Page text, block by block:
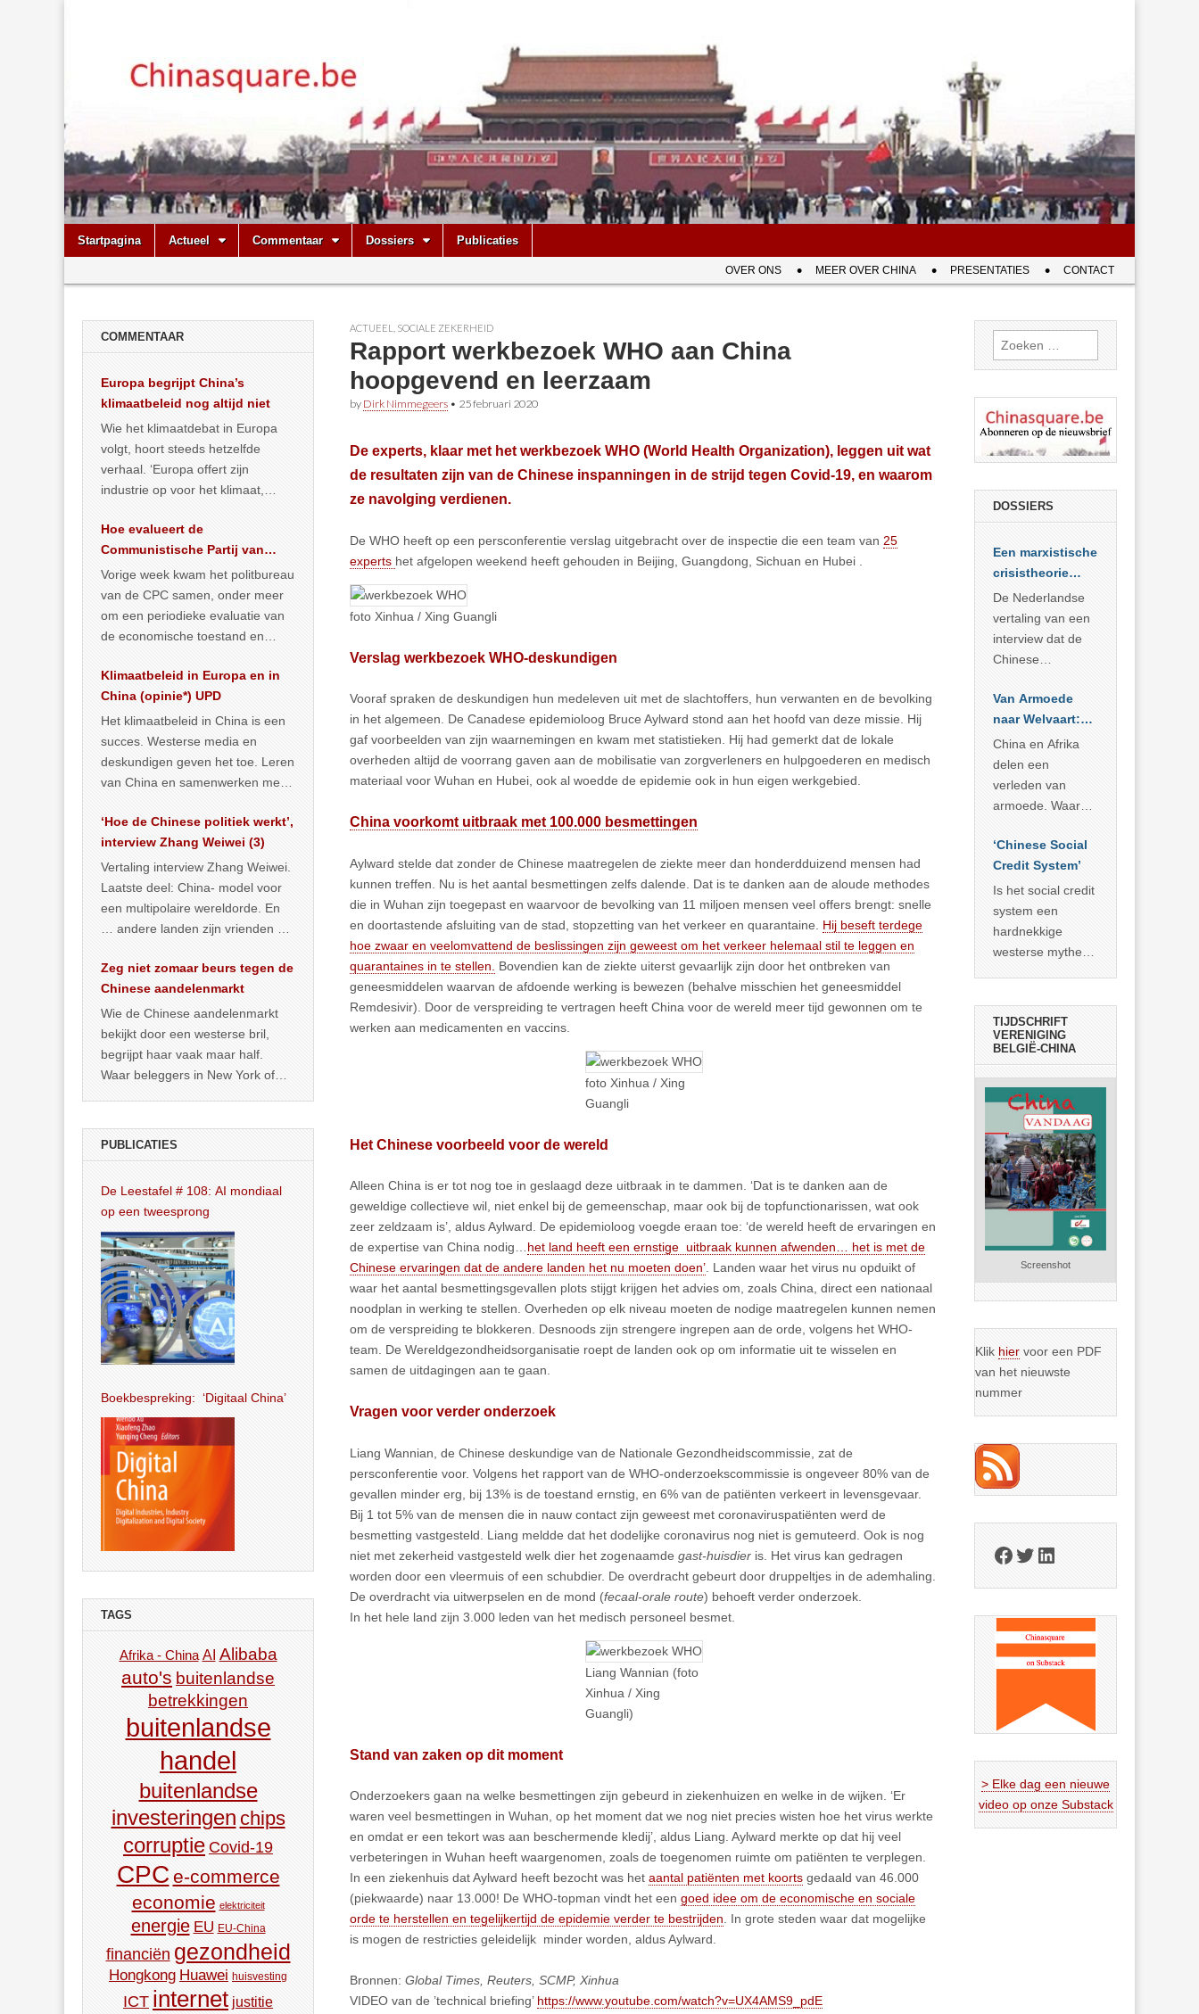
Chinasquare.be
Main
menu
Skip
Startpagina Actueel Commentaar Dossiers Publicaties
menu
OVER ONS MEER OVER CHINA PRESENTATIES CONTACT
ACTUEEL SOCIALE ZEKERHEID
Rapport werkbezoek WHO aan China
hoopgevend en leerzaam
by Dirk Nimmegeers • 25 februari 2020
De experts, klaar met het werkbezoek WHO (World Health Organization), leggen uit wat
de resultaten zijn van de Chinese inspanningen in de strijd tegen Covid-19, en waarom
ze navolging verdienen.
De WHO heeft op een persconferentie verslag uitgebracht over de inspectie die een team van 25
experts het afgelopen weekend heeft gehouden in Beijing, Guangdong, Sichuan en Hubei .
foto Xinhua / Xing Guangli
Verslag werkbezoek WHO-deskundigen
Vooraf spraken de deskundigen hun medeleven uit met de slachtoffers, hun verwanten en de bevolking
in het algemeen. De Canadese epidemioloog Bruce Aylward stond aan het hoofd van deze missie. Hij
gaf voorbeelden van zijn waarnemingen en kwam met statistieken. Hij had gemerkt dat de lokale
overheden altijd de voorrang gaven aan de mobilisatie van zorgverleners en hulpgoederen en medisch
materiaal voor Wuhan en Hubei, ook al woedde de epidemie ook in hun eigen werkgebied.
China voorkomt uitbraak met 100.000 besmettingen
Aylward stelde dat zonder de Chinese maatregelen de ziekte meer dan honderdduizend mensen had
kunnen treffen. Nu is het aantal besmettingen zelfs dalende. Dat is te danken aan de aloude methodes
die in Wuhan zijn toegepast en waarvoor de bevolking van 11 miljoen mensen veel offers brengt: snelle
en doortastende afsluiting van de stad, stopzetting van het verkeer en quarantaine. Hij beseft terdege
hoe zwaar en veelomvattend de beslissingen zijn geweest om het verkeer helemaal stil te leggen en
quarantaines in te stellen.
Bovendien kan de ziekte uiterst gevaarlijk zijn door het ontbreken van
geneesmiddelen waarvan de afdoende werking is bewezen (behalve misschien het geneesmiddel
Remdesivir). Door de verspreiding te vertragen heeft China voor de wereld meer tijd gewonnen om te
werken aan medicamenten en vaccins.
foto Xinhua / Xing
Guangli
Het Chinese voorbeeld voor de wereld
Alleen China is er tot nog toe in geslaagd deze uitbraak in te dammen. ‘Dat is te danken aan de
geweldige collectieve wil, niet enkel bij de gemeenschap, maar ook bij de topfunctionarissen, wat ook
zeer zeldzaam is’, aldus Aylward. De epidemioloog voegde eraan toe: ‘de wereld heeft de ervaringen en
de expertise van China nodig… het land heeft een ernstige uitbraak kunnen afwenden… het is met de
Chinese ervaringen dat de andere landen het nu moeten doen’ . Landen waar het virus nu opduikt of
waar het aantal besmettingsgevallen plots stijgt krijgen het advies om, zoals China, direct een nationaal
noodplan in werking te stellen. Overheden op elk niveau moeten de nodige maatregelen kunnen nemen
om de verspreiding te blokkeren. Desnoods zijn strengere ingrepen aan de orde, volgens het WHO-
team. De Wereldgezondheidsorganisatie roept de landen ook op om informatie uit te wisselen en
samen de uitdagingen aan te gaan.
Vragen voor verder onderzoek
Liang Wannian, de Chinese deskundige van de Nationale Gezondheidscommissie, zat de
persconferentie voor. Volgens het rapport van de WHO-onderzoekscommissie is ongeveer 80% van de
gevallen minder erg, bij 13% is de toestand ernstig, en 6% van de patiënten verkeert in levensgevaar.
Bij 1 tot 5% van de mensen die in nauw contact zijn geweest met coronaviruspatiënten werd de
besmetting vastgesteld. Liang meldde dat het dodelijke coronavirus nog niet is gemuteerd. Ook is nog
niet met zekerheid vastgesteld welk dier het zogenaamde gast-huisdier is. Het virus kan gedragen
worden door een vleermuis of een schubdier. De overdracht gebeurt door druppeltjes in de ademhaling.
De overdracht via uitwerpselen en de mond (fecaal-orale route) behoeft verder onderzoek.
In het hele land zijn 3.000 leden van het medisch personeel besmet.
Liang Wannian (foto
Xinhua / Xing
Guangli)
Stand van zaken op dit moment
Onderzoekers gaan na welke besmettingen zijn gebeurd in ziekenhuizen en welke in de wijken. ‘Er
waren veel besmettingen in Wuhan, op het moment dat we nog niet precies wisten hoe het virus werkte
en omdat er een tekort was aan beschermende kledij’, aldus Liang. Aylward merkte op dat hij veel
verbeteringen in Wuhan heeft waargenomen, zoals de toegenomen ruimte om patiënten te verplegen.
In een ziekenhuis dat Aylward heeft bezocht was het aantal patiënten met koorts gedaald van 46.000
(piekwaarde) naar 13.000! De WHO-topman vindt het een goed idee om de economische en sociale
orde te herstellen en tegelijkertijd de epidemie verder te bestrijden . In grote steden waar dat mogelijke
is mogen de restricties geleidelijk minder worden, aldus Aylward.
Bronnen: Global Times, Reuters, SCMP, Xinhua
VIDEO van de ’technical briefing’ https://www.youtube.com/watch?v=UX4AMS9_pdE
COMMENTAAR
Europa begrijpt China’s
klimaatbeleid nog altijd niet
Wie het klimaatdebat in Europa
volgt, hoort steeds hetzelfde
verhaal. ‘Europa offert zijn
industrie op voor het klimaat,
vergroening… >> lees meer
Hoe evalueert de
Communistische Partij van
China de economische
situatie?
Vorige week kwam het politbureau
van de CPC samen, onder meer
om een periodieke evaluatie van
de economische toestand en
publiceerden… >> lees meer
Klimaatbeleid in Europa en in
China (opinie*) UPD
Het klimaatbeleid in China is een
succes. Westerse media en
deskundigen geven het toe. Leren
van China en samenwerken met
… >> lees meer
‘Hoe de Chinese politiek werkt’,
interview Zhang Weiwei (3)
Vertaling interview Zhang Weiwei.
Laatste deel: China- model voor
een multipolaire wereldorde. En
… andere landen zijn vrienden of
Zeg niet zomaar beurs tegen de
Chinese aandelenmarkt
Wie de Chinese aandelenmarkt
bekijkt door een westerse bril,
begrijpt haar vaak maar half.
Waar beleggers in New York of
PUBLICATIES
De Leestafel # 108: AI mondiaal
op een tweesprong
Boekbespreking: ‘Digitaal China’
TAGS
Afrika - China AI Alibaba
auto's buitenlandse
betrekkingen
buitenlandse
handel
buitenlandse
investeringen chips
corruptie Covid-19
CPC e-commerce
economie elektriciteit
energie EU EU-China
financiën gezondheid
Hongkong Huawei huisvesting
ICT internet justitie
Zoeken
naar:
DOSSIERS
Een marxistische
crisistheorie
voor vandaag
De Nederlandse
vertaling van een
interview dat de
Chinese
Sociale
Wetenschappen
afnam van de
Britse
marxistische
econoom Michael
zien dat
… >> lees meer
Van Armoede
naar Welvaart:
Wat Afrika kan
leren van
China’s
economisch
China en Afrika
delen een
verleden van
armoede. Waar
voorbije veertig
jaar in slaagde
meer dan 800
miljoen mensen
uit de armoede
… >> lees meer
‘Chinese Social
Credit System’
Is het social credit
system een
hardnekkige
westerse mythe of
TIJDSCHRIFT
VERENIGING
BELGIË-CHINA
Screenshot
Klik hier voor een PDF
van het nieuwste
nummer
Facebook
Twitter
LinkedIn
> Elke dag een nieuwe
video op onze Substack